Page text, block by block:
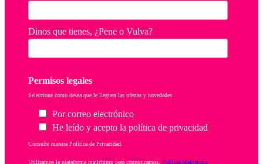
Dinos que tienes, ¿Pene o Vulva?
Permisos legales
Seleccione como desea que le lleguen las ofertas y novedades
Por correo electrónico
He leído y acepto la política de privacidad
Consulte nuestra Política de Privacidad
Utilizamos la plataforma mailchimp para comunicarnos. Política Mailchimp